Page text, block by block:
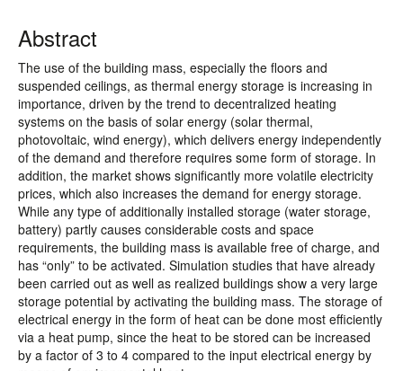
Abstract
The use of the building mass, especially the floors and
suspended ceilings, as thermal energy storage is increasing in
importance, driven by the trend to decentralized heating
systems on the basis of solar energy (solar thermal,
photovoltaic, wind energy), which delivers energy independently
of the demand and therefore requires some form of storage. In
addition, the market shows significantly more volatile electricity
prices, which also increases the demand for energy storage.
While any type of additionally installed storage (water storage,
battery) partly causes considerable costs and space
requirements, the building mass is available free of charge, and
has “only” to be activated. Simulation studies that have already
been carried out as well as realized buildings show a very large
storage potential by activating the building mass. The storage of
electrical energy in the form of heat can be done most efficiently
via a heat pump, since the heat to be stored can be increased
by a factor of 3 to 4 compared to the input electrical energy by